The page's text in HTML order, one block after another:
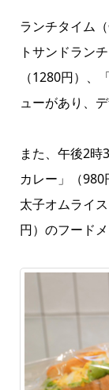
ランチタイム
トサンドラン
（1280円）、
ューがあり、
また、午後2時
カレー」（
太子オムライ
円）のフード